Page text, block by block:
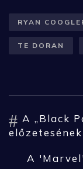
RYAN
TE DORAN
A „Black
A